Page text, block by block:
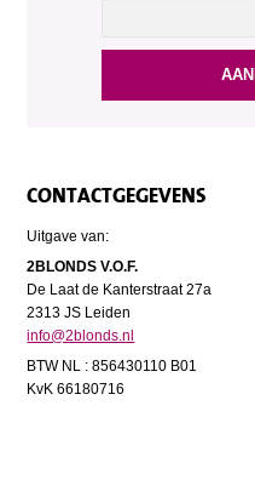
CONTACTGEGEVENS
Uitgave van:
2BLONDS V.O.F.
De Laat de Kanterstraat 27a
2313 JS Leiden
info@2blonds.nl
BTW NL : 856430110 B01
KvK 66180716